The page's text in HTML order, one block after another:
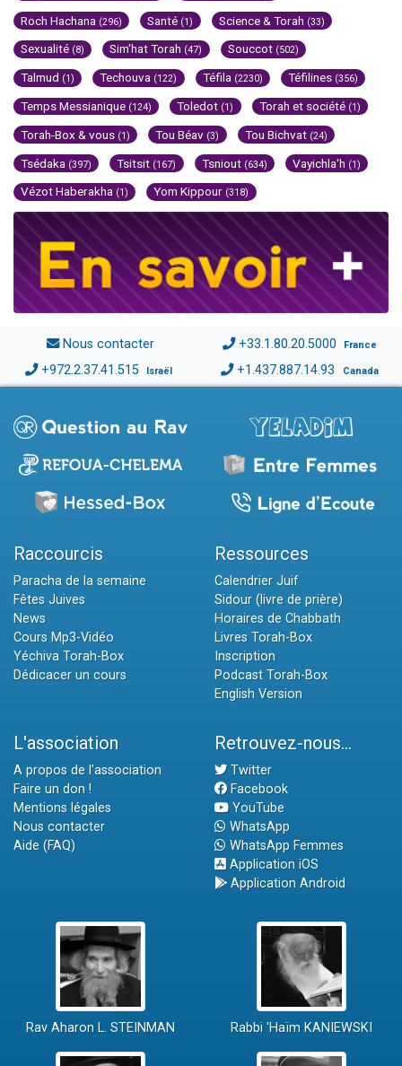
Roch Hachana (296) Santé (1) Science & Torah (33)
Sexualité (8) Sim'hat Torah (47) Souccot (502)
Talmud (1) Techouva (122) Téfila (2230) Téfilines (356)
Temps Messianique (124) Toledot (1) Torah et société (1)
Torah-Box & vous (1) Tou Béav (3) Tou Bichvat (24)
Tsédaka (397) Tsitsit (167) Tsniout (634) Vayichla'h (1)
Vézot Haberakha (1) Yom Kippour (318)
Nous contacter +33.1.80.20.5000 France
+972.2.37.41.515 Israël +1.437.887.14.93 Canada
Raccourcis
Paracha de la semaine
Fêtes Juives
News
Cours Mp3-Vidéo
Yéchiva Torah-Box
Dédicacer un cours
Ressources
Calendrier Juif
Sidour (livre de prière)
Horaires de Chabbath
Livres Torah-Box
Inscription
Podcast Torah-Box
English Version
L'association
A propos de l'association
Faire un don !
Mentions légales
Nous contacter
Aide (FAQ)
Retrouvez-nous...
Twitter
Facebook
YouTube
WhatsApp
WhatsApp Femmes
Application iOS
Application Android
Rav Aharon L. STEINMAN Rabbi 'Haïm KANIEWSKI